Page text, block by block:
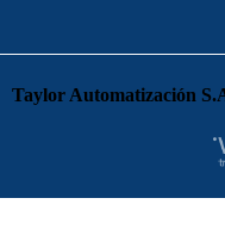
Taylor Automatización